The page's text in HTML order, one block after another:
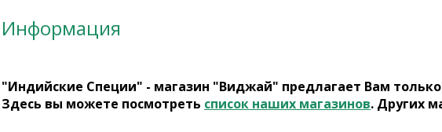
Информация
"Индийские Специи" - магазин "Виджай" предлагает Вам
Здесь вы можете посмотреть список наших магазинов. Других